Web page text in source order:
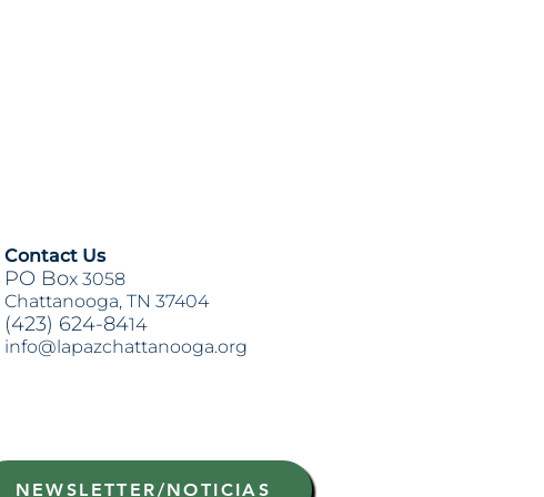
Contact Us
PO Box 3058
Chattanooga, TN 37404
(423) 624-8414
info@lapazchattanooga.org
NEWSLETTER/NOTICIAS